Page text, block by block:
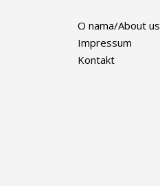
O nama/About us
Impressum
Kontakt